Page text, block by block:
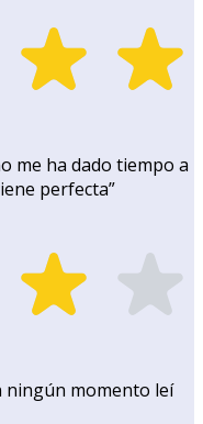
me ha dado tiempo a
perfecta”
ningún momento leí